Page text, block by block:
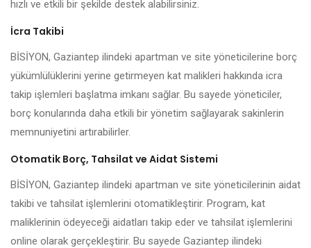
hızlı ve etkili bir şekilde destek alabilirsiniz.
İcra Takibi
BİSİYON, Gaziantep ilindeki apartman ve site yöneticilerine borç
yükümlülüklerini yerine getirmeyen kat malikleri hakkında icra
takip işlemleri başlatma imkanı sağlar. Bu sayede yöneticiler,
borç konularında daha etkili bir yönetim sağlayarak sakinlerin
memnuniyetini artırabilirler.
Otomatik Borç, Tahsilat ve Aidat Sistemi
BİSİYON, Gaziantep ilindeki apartman ve site yöneticilerinin aidat
takibi ve tahsilat işlemlerini otomatikleştirir. Program, kat
maliklerinin ödeyeceği aidatları takip eder ve tahsilat işlemlerini
online olarak gerçekleştirir. Bu sayede Gaziantep ilindeki